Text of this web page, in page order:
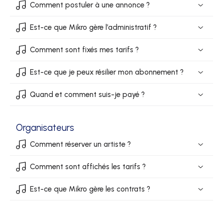
Comment postuler à une annonce ?
Est-ce que Mikro gère l’administratif ?
Comment sont fixés mes tarifs ?
Est-ce que je peux résilier mon abonnement ?
Quand et comment suis-je payé ?
Organisateurs
Comment réserver un artiste ?
Comment sont affichés les tarifs ?
Est-ce que Mikro gère les contrats ?